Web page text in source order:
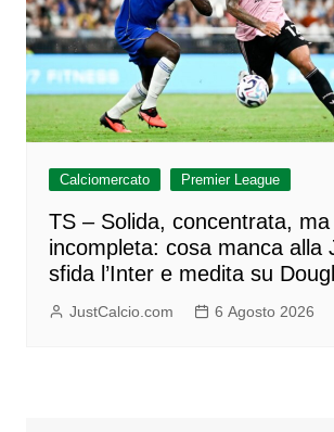
Calciomercato Premier League
TS – Solida, concentrata, ma
incompleta: cosa manca alla
sfida l’Inter e medita su
JustCalcio.com 6 Agosto 2026